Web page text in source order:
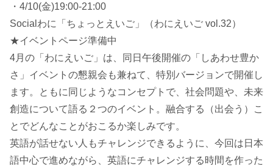
・4/10(金)19:00-21:00
Socialわに「ちょっとえいご」（わにえいご vol.32）
★イベントページ準備中
4月の「わにえいご」は、同日午後開催の「しあわせ豊か
さ」イベントの懇親会も兼ねて、特別バージョンで開催し
ます。ともに同じようなコンセプトで、社会問題や、未来
創造について語る２つのイベント。融合する（出会う）こ
とでどんなことがおこるか楽しみです。
英語が話せない人もチャレンジできるように、今回は日本
語中心で進めながら、英語にチャレンジする時間を作った